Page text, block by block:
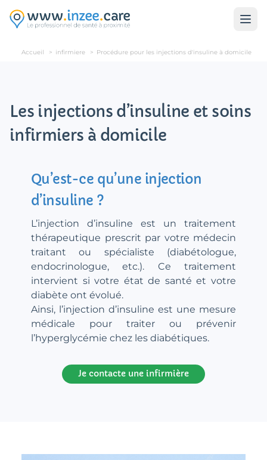
Accueil > infirmiere > Procédure pour les injections d'insuline à domicile
Les injections d’insuline et soins
infirmiers à domicile
Qu’est-ce qu’une injection
d’insuline ?
L’injection d’insuline est un traitement
thérapeutique prescrit par votre médecin
traitant ou spécialiste (diabétologue,
endocrinologue, etc.). Ce traitement
intervient si votre état de santé et votre
diabète ont évolué.
Ainsi, l’injection d’insuline est une mesure
médicale pour traiter ou prévenir
l’hyperglycémie chez les diabétiques.
Je contacte une infirmière